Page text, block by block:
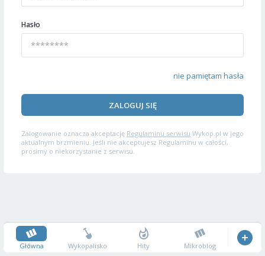
Hasło
nie pamiętam hasła
ZALOGUJ SIĘ
Zalogowanie oznacza akceptację Regulaminu serwisu Wykop.pl w jego
aktualnym brzmieniu. Jeśli nie akceptujesz Regulaminu w całości,
prosimy o niekorzystanie z serwisu.
Główna Wykopalisko Hity Mikroblog